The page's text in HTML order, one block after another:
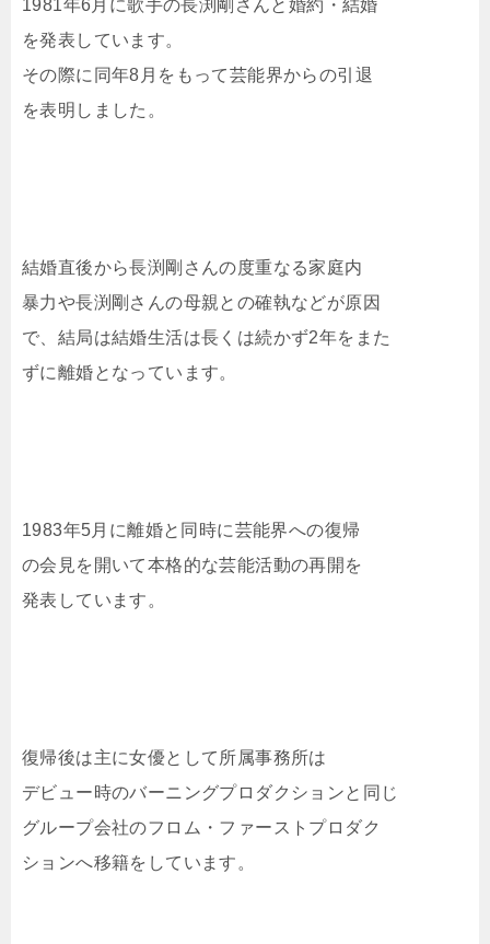
1981年6月に歌手の長渕剛さんと婚約・結婚
を発表しています。
その際に同年8月をもって芸能界からの引退
を表明しました。
結婚直後から長渕剛さんの度重なる家庭内
暴力や長渕剛さんの母親との確執などが原因
で、結局は結婚生活は長くは続かず2年をまた
ずに離婚となっています。
1983年5月に離婚と同時に芸能界への復帰
の会見を開いて本格的な芸能活動の再開を
発表しています。
復帰後は主に女優として所属事務所は
デビュー時のバーニングプロダクションと同じ
グループ会社のフロム・ファーストプロダク
ションへ移籍をしています。